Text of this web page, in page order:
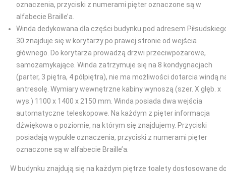
oznaczenia, przyciski z numerami pięter oznaczone są w
alfabecie Braille’a.
Winda dedykowana dla części budynku pod adresem
30 znajduje się w korytarzy po prawej stronie od wejścia
głównego. Do korytarza prowadzą drzwi przeciwpożarowe,
samozamykające. Winda zatrzymuje się na 8 kondygnacjach
(parter, 3 piętra, 4 półpiętra), nie ma możliwości dotarcia windą
antresolę. Wymiary wewnętrzne kabiny wynoszą (szer. X głęb. x
wys.) 1100 x 1400 x 2150 mm. Winda posiada dwa wejścia
automatyczne teleskopowe. Na każdym z pięter informacja
dźwiękowa o poziomie, na którym się znajdujemy. Przyciski
posiadają wypukłe oznaczenia, przyciski z numerami pięter
oznaczone są w alfabecie Braille’a.
W budynku znajdują się na każdym piętrze toalety dostosowane